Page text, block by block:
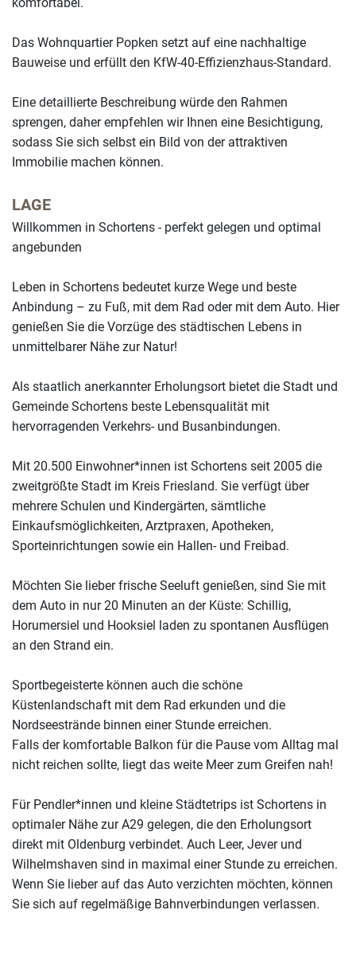
Das Wohnquartier Popken setzt auf eine nachhaltige
Bauweise und erfüllt den KfW-40-Effizienzhaus-Standard.
Eine detaillierte Beschreibung würde den Rahmen
sprengen, daher empfehlen wir Ihnen eine Besichtigung,
sodass Sie sich selbst ein Bild von der attraktiven
Immobilie machen können.
LAGE
Willkommen in Schortens - perfekt gelegen und optimal
angebunden
Leben in Schortens bedeutet kurze Wege und beste
Anbindung – zu Fuß, mit dem Rad oder mit dem Auto. Hier
genießen Sie die Vorzüge des städtischen Lebens in
unmittelbarer Nähe zur Natur!
Als staatlich anerkannter Erholungsort bietet die Stadt und
Gemeinde Schortens beste Lebensqualität mit
hervorragenden Verkehrs- und Busanbindungen.
Mit 20.500 Einwohner*innen ist Schortens seit 2005 die
zweitgrößte Stadt im Kreis Friesland. Sie verfügt über
mehrere Schulen und Kindergärten, sämtliche
Einkaufsmöglichkeiten, Arztpraxen, Apotheken,
Sporteinrichtungen sowie ein Hallen- und Freibad.
Möchten Sie lieber frische Seeluft genießen, sind Sie mit
dem Auto in nur 20 Minuten an der Küste: Schillig,
Horumersiel und Hooksiel laden zu spontanen Ausflügen
an den Strand ein.
Sportbegeisterte können auch die schöne
Küstenlandschaft mit dem Rad erkunden und die
Nordseestrände binnen einer Stunde erreichen.
Falls der komfortable Balkon für die Pause vom Alltag mal
nicht reichen sollte, liegt das weite Meer zum Greifen nah!
Für Pendler*innen und kleine Städtetrips ist Schortens in
optimaler Nähe zur A29 gelegen, die den Erholungsort
direkt mit Oldenburg verbindet. Auch Leer, Jever und
Wilhelmshaven sind in maximal einer Stunde zu erreichen.
Wenn Sie lieber auf das Auto verzichten möchten, können
Sie sich auf regelmäßige Bahnverbindungen verlassen.